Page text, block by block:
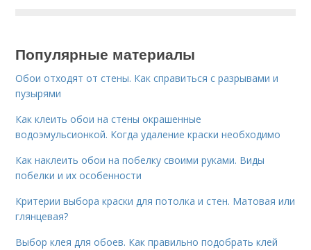
Популярные материалы
Обои отходят от стены. Как справиться с разрывами и
пузырями
Как клеить обои на стены окрашенные
водоэмульсионкой. Когда удаление краски необходимо
Как наклеить обои на побелку своими руками. Виды
побелки и их особенности
Критерии выбора краски для потолка и стен. Матовая или
глянцевая?
Выбор клея для обоев. Как правильно подобрать клей